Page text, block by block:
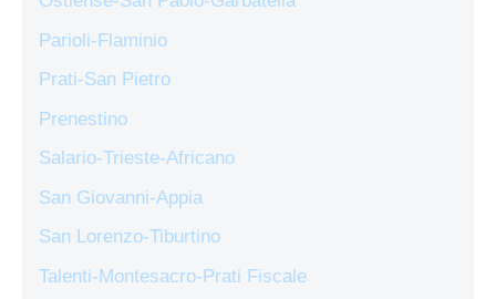
Parioli-Flaminio
Prati-San Pietro
Prenestino
Salario-Trieste-Africano
San Giovanni-Appia
San Lorenzo-Tiburtino
Talenti-Montesacro-Prati Fiscale